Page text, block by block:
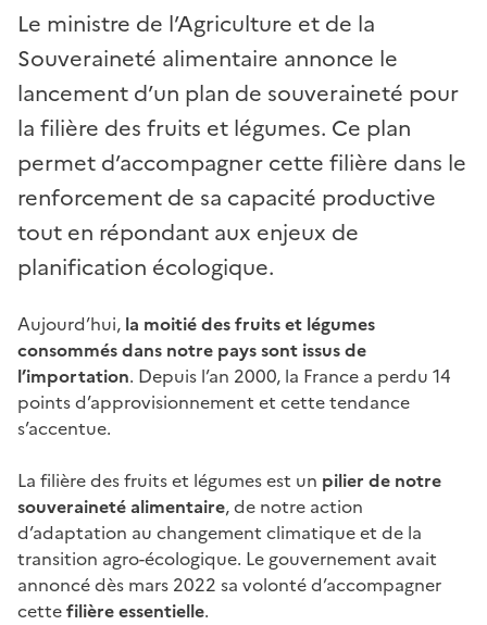
Le ministre de l’Agriculture et de la
Souveraineté alimentaire annonce le
lancement d’un plan de souveraineté pour
la filière des fruits et légumes. Ce plan
permet d’accompagner cette filière dans le
renforcement de sa capacité productive
tout en répondant aux enjeux de
planification écologique.
Aujourd’hui, la moitié des fruits et légumes
consommés dans notre pays sont issus de
l’importation. Depuis l’an 2000, la France a perdu 14
points d’approvisionnement et cette tendance
s’accentue.
La filière des fruits et légumes est un pilier de notre
souveraineté alimentaire, de notre action
d’adaptation au changement climatique et de la
transition agro-écologique. Le gouvernement avait
annoncé dès mars 2022 sa volonté d’accompagner
cettefilière essentielle.